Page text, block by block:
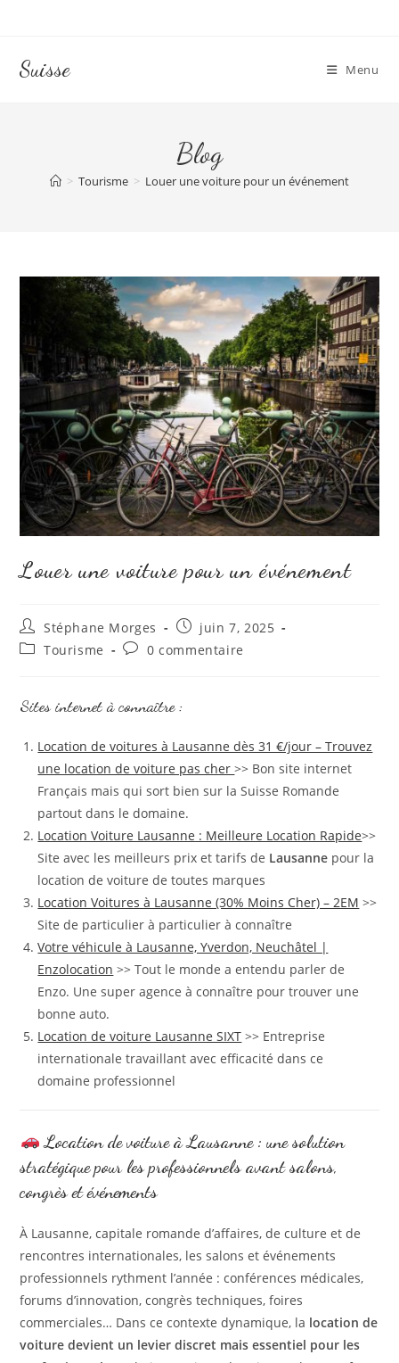
Suisse Menu
Blog
> Tourisme > Louer une voiture pour un événement
Louer une voiture pour un événement
Auteur/autrice
de
la
Stéphane Morges
Publication
publiée :
juin 7, 2025
PostTourisme
Commentaires
publication :
0 commentaire
Sites internet à connaître :
Location de voitures à Lausanne dès 31 €/jour – Trouvez
une location de voiture pas cher>> Bon site internet
Français mais qui sort bien sur la Suisse Romande
partout dans le domaine.
Location Voiture Lausanne : Meilleure Location Rapide>>
Site avec les meilleurs prix et tarifs de Lausanne pour la
location de voiture de toutes marques
Location Voitures à Lausanne (30% Moins Cher) – 2EM >>
Site de particulier à particulier à connaître
Votre véhicule à Lausanne, Yverdon, Neuchâtel |
Enzolocation >> Tout le monde a entendu parler de
Enzo. Une super agence à connaître pour trouver une
bonne auto.
Location de voiture Lausanne SIXT >> Entreprise
internationale travaillant avec efficacité dans ce
domaine professionnel
Location de voiture à Lausanne : une solution
stratégique pour les professionnels avant salons,
congrès et événements
À Lausanne, capitale romande d’affaires, de culture et de
rencontres internationales, les salons et événements
professionnels rythment l’année : conférences médicales,
forums d’innovation, congrès techniques, foires
commerciales… Dans ce contexte dynamique, la location de
voiture devient un levier discret mais essentiel pour les